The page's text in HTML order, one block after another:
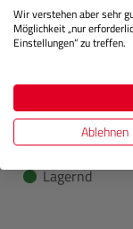
Magic
weiß
Lagernd
Wir verstehen aber sehr
Möglichkeit „nur
Einstellungen“ zu treffen.
Ablehnen